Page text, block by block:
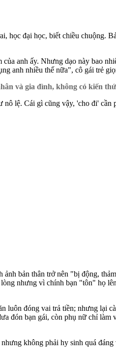
đại học, biết chiều chuộng.
anh ấy. Nhưng dạo này bao
anh nhiều thế nữa", cô gái trẻ
và gia đình, không có kiến
l‌ệ. Cái gì cũng vậy, 'cho đi'
ảnh bản thân trở nên "bị động,
nhưng vì chính bạn "tôn" họ
luôn đóng vai trả tiền; nhưng lại
đón bạn gái, còn phụ nữ chỉ
không phải hy sinh quá